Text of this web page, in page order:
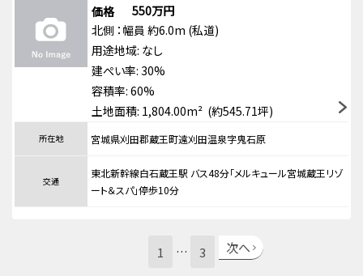
価格
550万円
北側 ：幅員 約6.0m (私道)
用途地域: なし
建ぺい率: 30%
容積率: 60%
土地面積: 1,804.00m² (約545.71坪)
所在地 宮城県刈田郡蔵王町遠刈田温泉字鬼石原
交通
東北新幹線白石蔵王駅 バス48分「メルキュール宮城蔵王リゾ
ート＆スパ」停歩10分
1 … 3 次へ